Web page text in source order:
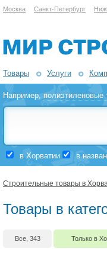
Москва Санкт-Петербург
Товары Услуги
Например,полиэтиленовые
в Хорватии в
Строительные товары в
Товары в
Все, 343 Только в